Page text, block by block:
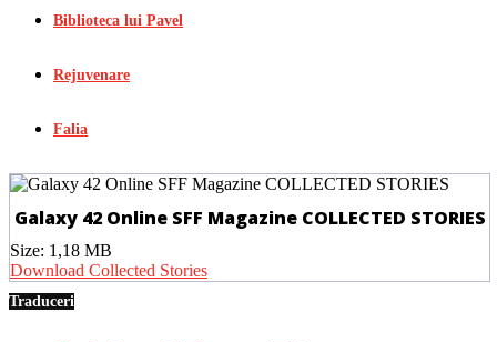
Biblioteca lui Pavel
Rejuvenare
Falia
Galaxy 42 Online SFF Magazine COLLECTED STORIES
Size: 1,18 MB
Download Collected Stories
Traduceri